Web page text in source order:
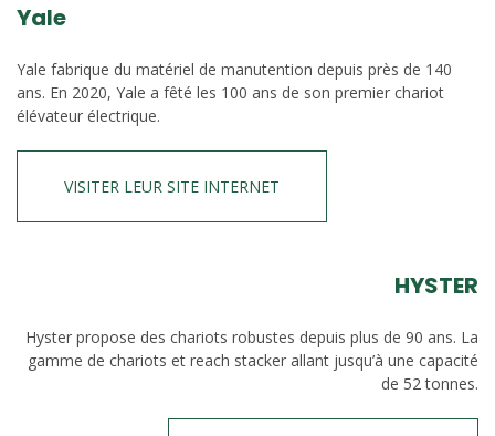
Yale
Yale fabrique du matériel de manutention depuis près de 140
ans. En 2020, Yale a fêté les 100 ans de son premier chariot
élévateur électrique.
VISITER LEUR SITE INTERNET
HYSTER
Hyster propose des chariots robustes depuis plus de 90 ans. La
gamme de chariots et reach stacker allant jusqu’à une capacité
de 52 tonnes.